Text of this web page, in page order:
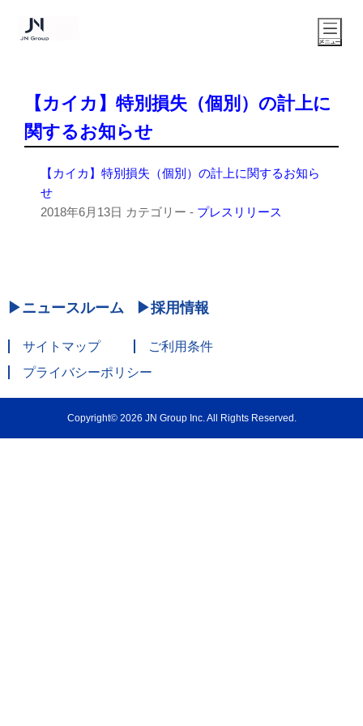
【カイカ】特別損失（個別）の計上に
関するお知らせ
【カイカ】特別損失（個別）の計上に関するお知ら
せ
2018年6月13日 カテゴリー - プレスリリース
ニュースルーム 採用情報
サイトマップ
ご利用条件
プライバシーポリシー
Copyright© 2026 JN Group Inc. All Rights Reserved.